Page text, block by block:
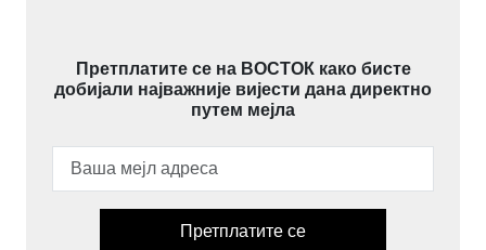
Претплатите се на ВОСТОК како бисте
добијали најважније вијести дана директно
путем мејла
Претплатите се